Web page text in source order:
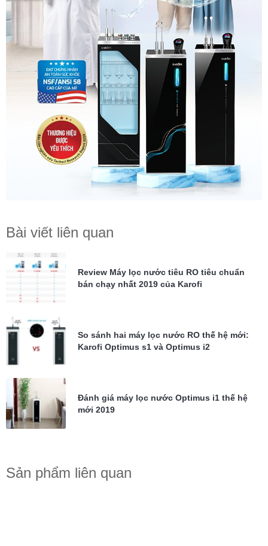
Bài viết liên quan
Review Máy lọc nước tiêu RO tiêu chuẩn
bán chạy nhất 2019 của Karofi
So sánh hai máy lọc nước RO thế hệ mới:
Karofi Optimus s1 và Optimus i2
Đánh giá máy lọc nước Optimus i1 thế hệ
mới 2019
Sản phẩm liên quan